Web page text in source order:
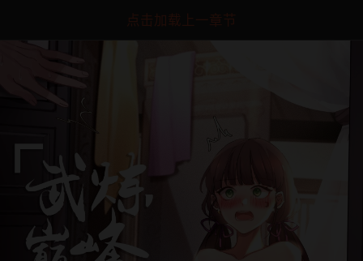
点击加载上一章节